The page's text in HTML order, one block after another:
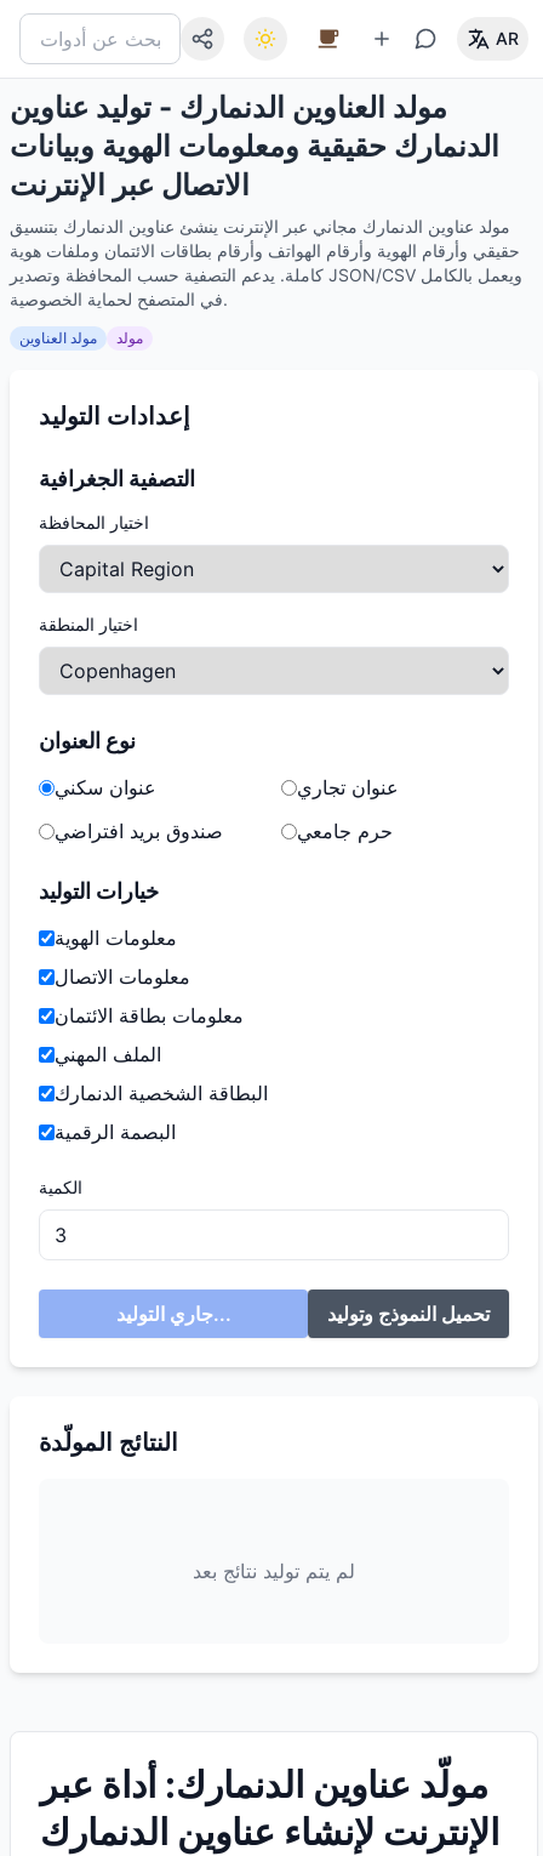
AR
مولد العناوين الدنمارك - توليد عناوين
الدنمارك حقيقية ومعلومات الهوية وبيانات
الاتصال عبر الإنترنت
مولد عناوين الدنمارك مجاني عبر الإنترنت ينشئ عناوين الدنمارك بتنسيق
حقيقي وأرقام الهوية وأرقام الهواتف وأرقام بطاقات الائتمان وملفات هوية
كاملة. يدعم التصفية حسب المحافظة وتصدير JSON/CSV ويعمل بالكامل
في المتصفح لحماية الخصوصية.
مولد العناوين مولد
إعدادات التوليد
التصفية الجغرافية
اختيار المحافظة
اختيار المنطقة
نوع العنوان
عنوان سكني
عنوان تجاري
صندوق بريد افتراضي
حرم جامعي
خيارات التوليد
معلومات الهوية
معلومات الاتصال
معلومات بطاقة الائتمان
الملف المهني
البطاقة الشخصية الدنمارك
البصمة الرقمية
الكمية
جاري التوليد... تحميل النموذج وتوليد
النتائج المولّدة
لم يتم توليد نتائج بعد
مولّد عناوين الدنمارك: أداة عبر
الإنترنت لإنشاء عناوين الدنمارك